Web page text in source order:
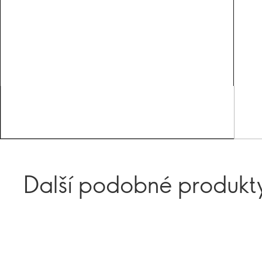
Další podobné